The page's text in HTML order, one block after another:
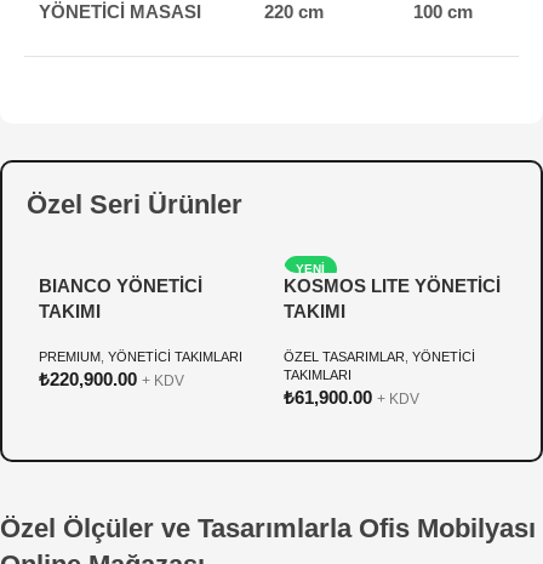
YÖNETİCİ MASASI 220 cm 100 cm
Özel Seri Ürünler
BIANCO YÖNETİCİ
TAKIMI
PREMIUM YÖNETİCİ TAKIMLARI
₺220,900.00 + KDV
YENI
KOSMOS LITE YÖNETİCİ
TAKIMI
ÖZEL TASARIMLAR YÖNETİCİ
TAKIMLARI
₺61,900.00 + KDV
Özel Ölçüler ve Tasarımlarla Ofis Mobilyası